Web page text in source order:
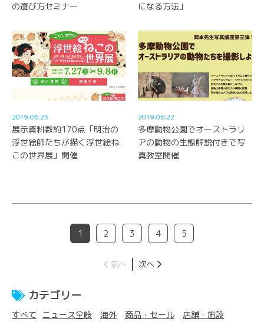
の選び方セミナー
になる方法」
2019.06.23
展示資料数約170点「明治の
浮世絵師たちが描く浮世絵ね
この世界展」開催
2019.06.22
多摩動物公園でオーストラリ
アの動物の生態解説付きで写
真教室開催
1 2 3 4 5
前へ 次へ
カテゴリー
すべて ニュース全般 海外 商品・セール 店舗・施設